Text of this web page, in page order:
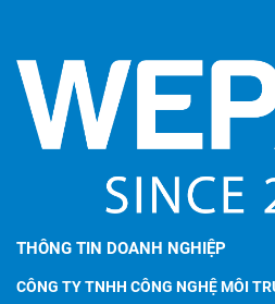
THÔNG TIN DOANH NGHIỆP
CÔNG TY TNHH CÔNG NGHỆ MÔI